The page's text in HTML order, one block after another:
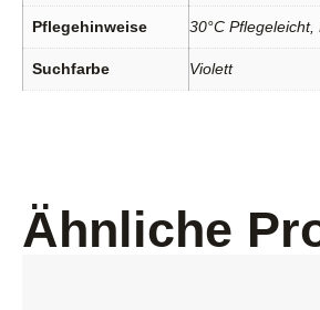
Pflegehinweise 30°C
Suchfarbe Violett
Ähnliche